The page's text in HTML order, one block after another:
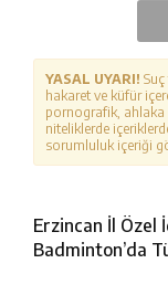
YASAL UYARI! Suç
hakaret ve küfür
pornografik, ahlaka
niteliklerde
sorumluluk içeriği
Erzincan İl Özel
Badminton’da